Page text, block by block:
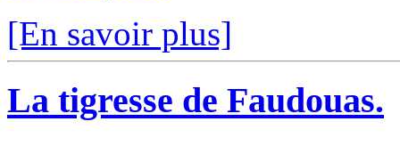
[En savoir plus]
La tigresse de Faudouas.